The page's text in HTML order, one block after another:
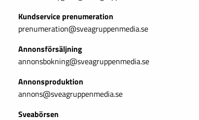
Kundservice prenumeration
prenumeration@sveagruppenmedia.se
Annonsförsäljning
annonsbokning@sveagruppenmedia.se
Annonsproduktion
annons@sveagruppenmedia.se
Sveabörsen